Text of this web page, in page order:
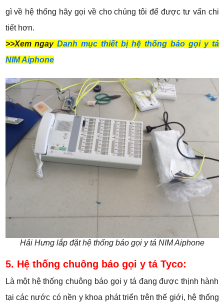
gì về hệ thống hãy gọi về cho chúng tôi để được tư vấn chi
tiết hơn.
>>Xem ngayDanh mục thiết bị hệ thống báo gọi y tá
NIM Aiphone
Hải Hưng lắp đặt hệ thống báo gọi y tá NIM Aiphone
5. Hệ thống chuông báo gọi y tá Tyco:
Là một hệ thống chuông báo gọi y tá đang được thịnh hành
tại các nước có nền y khoa phát triển trên thế giới, hệ thống